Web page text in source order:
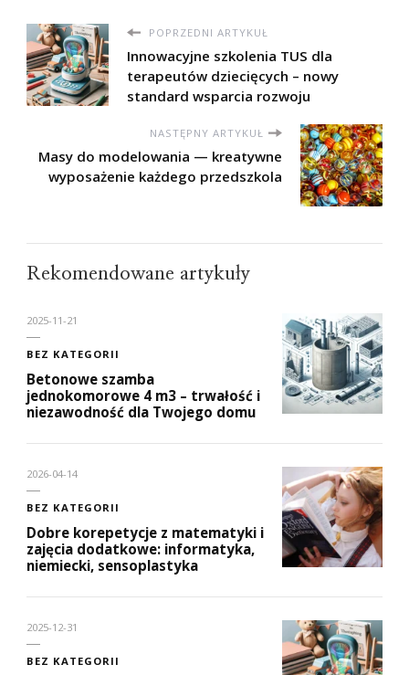
POPRZEDNI ARTYKUŁ
Innowacyjne szkolenia TUS dla
terapeutów dziecięcych – nowy
standard wsparcia rozwoju
NASTĘPNY ARTYKUŁ
Masy do modelowania — kreatywne
wyposażenie każdego przedszkola
Rekomendowane artykuły
2025-11-21
BEZ KATEGORII
Betonowe szamba
jednokomorowe 4 m3 – trwałość i
niezawodność dla Twojego domu
2026-04-14
BEZ KATEGORII
Dobre korepetycje z matematyki i
zajęcia dodatkowe: informatyka,
niemiecki, sensoplastyka
2025-12-31
BEZ KATEGORII